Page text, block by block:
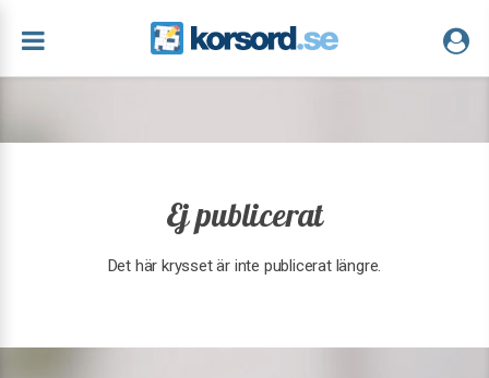
Ej publicerat
Det här krysset är inte publicerat längre.